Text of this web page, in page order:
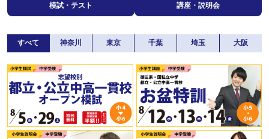
模試・テスト 講座・説明会
すべて 神奈川 東京 千葉 埼玉 大阪